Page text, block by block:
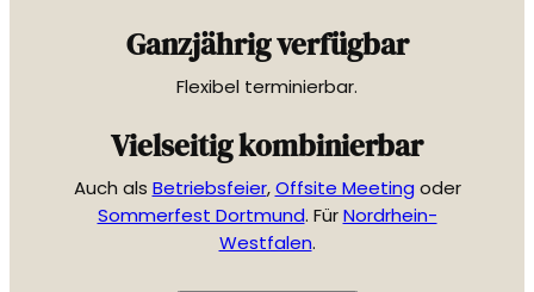
Ganzjährig verfügbar
Flexibel terminierbar.
Vielseitig kombinierbar
Auch als Betriebsfeier,Offsite Meeting oder
Sommerfest Dortmund. FürNordrhein-
Westfalen.